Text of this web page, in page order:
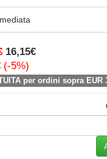
16,15€
(-5%)
per ordini sopra EUR